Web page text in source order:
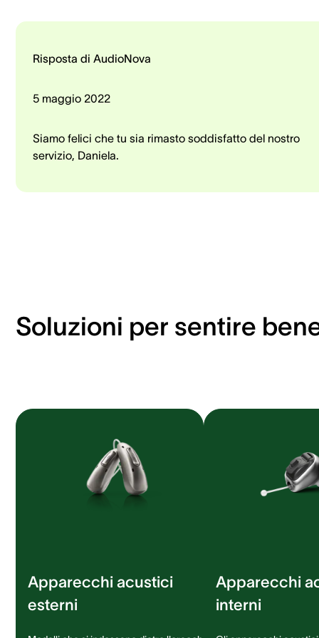
Risposta di AudioNova
5 maggio 2022
Siamo felici che tu sia rimasto soddisfatto del nostro
servizio, Daniela.
Soluzioni per sentire
Apparecchi acustici
esterni
Apparecchi
interni